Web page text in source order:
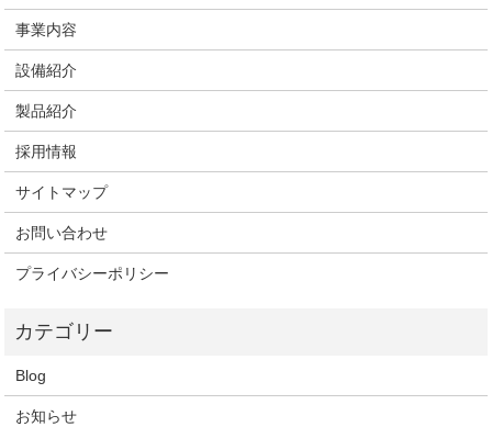
事業内容
設備紹介
製品紹介
採用情報
サイトマップ
お問い合わせ
プライバシーポリシー
Blog
お知らせ